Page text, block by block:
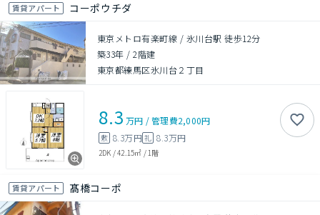
賃貸アパート コーポウチダ
東京メトロ有楽町線 / 氷川台駅 徒歩12分
築33年 /2階建
東京都練馬区氷川台２丁目
8.3 万円 /管理費2,000円
敷 8.3万円礼 8.3万円
2DK /42.15㎡ / 1階
賃貸アパート 髙橋コーポ